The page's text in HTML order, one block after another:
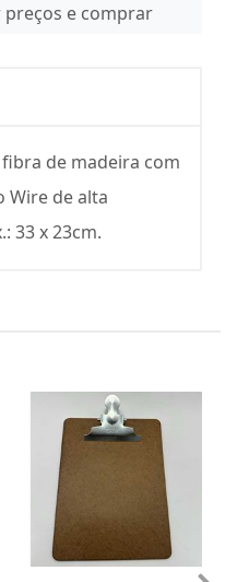
preços e comprar
de madeira com
Wire de alta
33 x 23cm.